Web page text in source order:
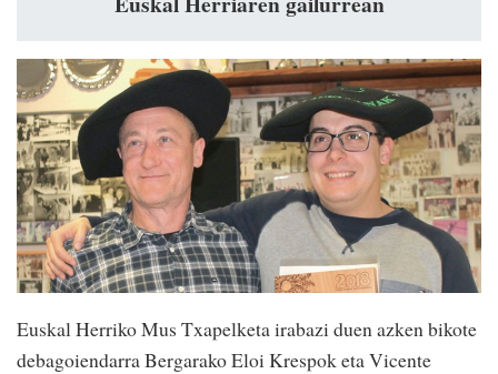
Euskal Herriko Mus Txapelketa irabazi duen azken bikote
debagoiendarra Bergarako Eloi Krespok eta Vicente